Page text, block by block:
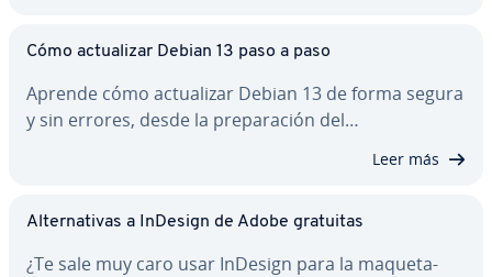
Cómo ac­tua­li­zar Debian 13 paso a paso
Aprende cómo ac­tua­li­zar Debian 13 de forma segura
y sin errores, desde la pre­pa­ra­ción del…
Leer más
Al­te­r­na­ti­vas a InDesign de Adobe gratuitas
¿Te sale muy caro usar InDesign para la ma­que­ta­